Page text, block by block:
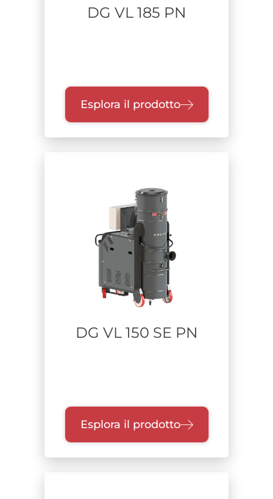
DG VL 185 PN
Esplora il prodotto
DG VL 150 SE PN
Esplora il prodotto